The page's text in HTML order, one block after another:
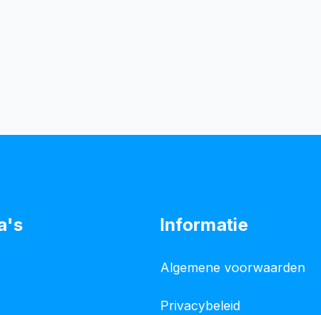
Informatie
Algemene voorwaarden
Privacybeleid